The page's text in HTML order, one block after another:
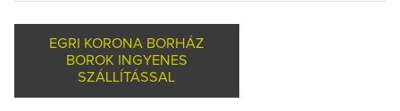
EGRI KORONA BORHÁZ
BOROK INGYENES
SZÁLLÍTÁSSAL